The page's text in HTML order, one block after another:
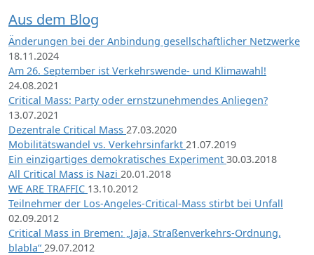
Aus dem Blog
Änderungen bei der Anbindung gesellschaftlicher Netzwerke
18.11.2024
Am 26. September ist Verkehrswende- und Klimawahl!
24.08.2021
Critical Mass: Party oder ernstzunehmendes Anliegen?
13.07.2021
Dezentrale Critical Mass 27.03.2020
Mobilitätswandel vs. Verkehrsinfarkt 21.07.2019
Ein einzigartiges demokratisches Experiment 30.03.2018
All Critical Mass is Nazi 20.01.2018
WE ARE TRAFFIC 13.10.2012
Teilnehmer der Los-Angeles-Critical-Mass stirbt bei Unfall
02.09.2012
Critical Mass in Bremen: „Jaja, Straßenverkehrs-Ordnung,
blabla“ 29.07.2012